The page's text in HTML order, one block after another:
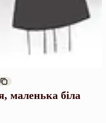
маленька біла